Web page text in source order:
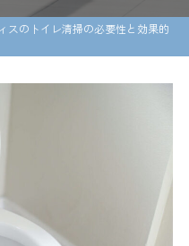
スのトイレ清掃の必要性と効果的